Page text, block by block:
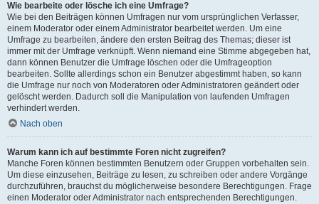
Wie bearbeite oder lösche ich eine Umfrage?
Wie bei den Beiträgen können Umfragen nur vom ursprünglichen Verfasser,
einem Moderator oder einem Administrator bearbeitet werden. Um eine
Umfrage zu bearbeiten, ändere den ersten Beitrag des Themas; dieser ist
immer mit der Umfrage verknüpft. Wenn niemand eine Stimme abgegeben hat,
dann können Benutzer die Umfrage löschen oder die Umfrageoption
bearbeiten. Sollte allerdings schon ein Benutzer abgestimmt haben, so kann
die Umfrage nur noch von Moderatoren oder Administratoren geändert oder
gelöscht werden. Dadurch soll die Manipulation von laufenden Umfragen
verhindert werden.
Nach oben
Warum kann ich auf bestimmte Foren nicht zugreifen?
Manche Foren können bestimmten Benutzern oder Gruppen vorbehalten sein.
Um diese einzusehen, Beiträge zu lesen, zu schreiben oder andere Vorgänge
durchzuführen, brauchst du möglicherweise besondere Berechtigungen. Frage
einen Moderator oder Administrator nach entsprechenden Berechtigungen.